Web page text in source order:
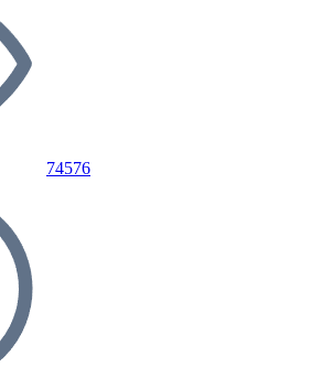
74576